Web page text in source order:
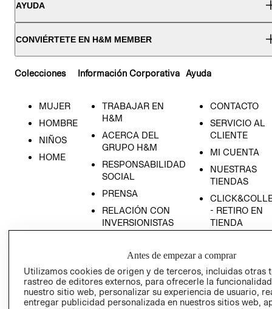
AYUDA
CONVIÉRTETE EN H&M MEMBER
Colecciones
MUJER
HOMBRE
NIÑOS
HOME
Información Corporativa
TRABAJAR EN
H&M
ACERCA DEL
GRUPO H&M
RESPONSABILIDAD
SOCIAL
PRENSA
RELACIÓN CON
INVERSIONISTAS
EMPRESARIAL
Ayuda
CONTACTO
SERVICIO AL
CLIENTE
MI CUENTA
NUESTRAS
TIENDAS
- RETIRO EN
TIENDA
CONDICIONES
AVISO DE
PRIVACIDAD
GIFT CARD
Antes de empezar a comprar
Utilizamos cookies de origen y de terceros, incluidas otras
rastreo de editores externos, para ofrecerle la
nuestro sitio web, personalizar su experiencia de usuario,
entregar publicidad personalizada en nuestros sitios web,